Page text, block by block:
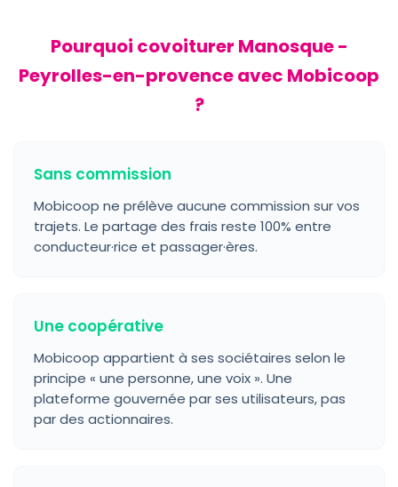
Pourquoi covoiturer Manosque -
Peyrolles-en-provence avec Mobicoop
?
Sans commission
Mobicoop ne prélève aucune commission sur vos
trajets. Le partage des frais reste 100% entre
conducteur·rice et passager·ères.
Une coopérative
Mobicoop appartient à ses sociétaires selon le
principe « une personne, une voix ». Une
plateforme gouvernée par ses utilisateurs, pas
par des actionnaires.